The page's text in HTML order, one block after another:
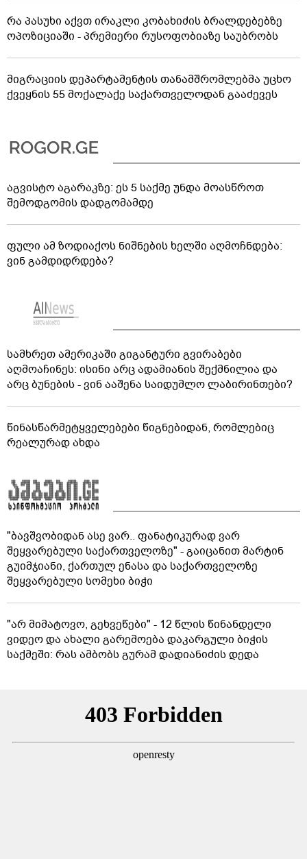
რა პასუხი აქვთ ირაკლი კობახიძის ბრალდებებზე
ოპოზიციაში - პრემიერი რუსოფობიაზე საუბრობს
მიგრაციის დეპარტამენტის თანამშრომლებმა უცხო
ქვეყნის 55 მოქალაქე საქართველოდან გააძევეს
აგვისტო აგარაკზე: ეს 5 საქმე უნდა მოასწროთ
შემოდგომის დადგომამდე
ფული ამ ზოდიაქოს ნიშნების ხელში აღმოჩნდება:
ვინ გამდიდრდება?
სამხრეთ ამერიკაში გიგანტური გვირაბები
აღმოაჩინეს: ისინი არც ადამიანის შექმნილია და
არც ბუნების - ვინ ააშენა საიდუმლო ლაბირინთები?
წინასწარმეტყველებები წიგნებიდან, რომლებიც
რეალურად ახდა
"ბავშვობიდან ასე ვარ.. ფანატიკურად ვარ
შეყვარებული საქართველოზე" - გაიცანით მარტინ
გუიმჯიანი, ქართულ ენასა და საქართველოზე
შეყვარებული სომეხი ბიჭი
"არ მიმატოვო, გეხვეწები" - 12 წლის წინანდელი
ვიდეო და ახალი გარემოება დაკარგული ბიჭის
საქმეში: რას ამბობს გურამ დადიანიძის დედა